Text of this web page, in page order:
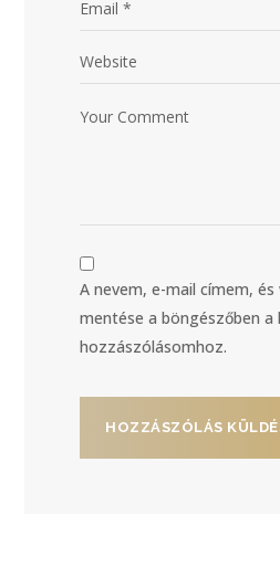
A nevem, e-mail címem,
mentése a böngészőben a
hozzászólásomhoz.